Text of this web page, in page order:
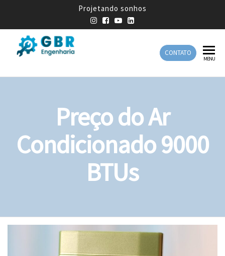
Projetando sonhos
Engenharia
Engenharia
CONTATO
MENU
Preço do Ar
Condicionado 9000
BTUs